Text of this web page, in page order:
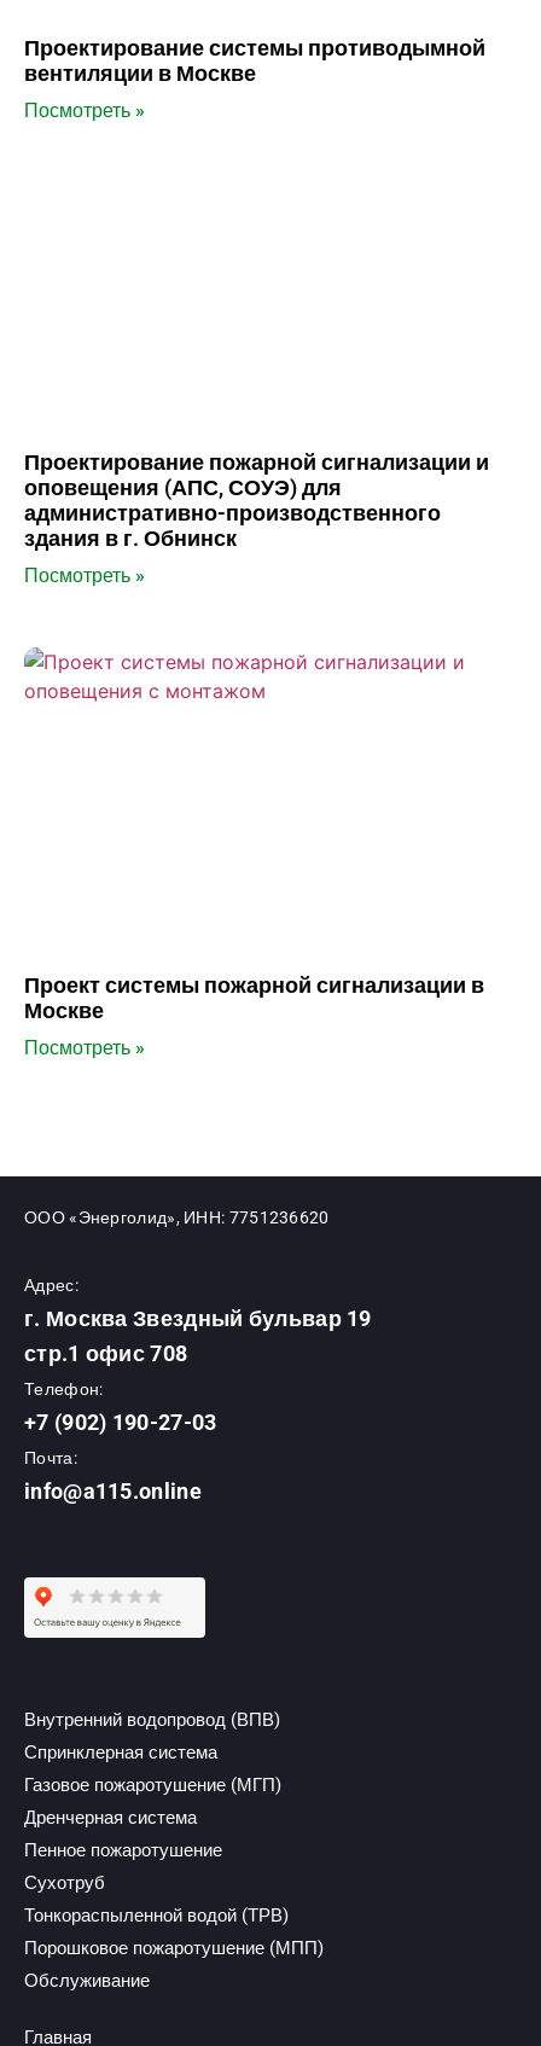
Проектирование системы противодымной
вентиляции в Москве
Посмотреть »
Проектирование пожарной сигнализации и
оповещения (АПС, СОУЭ) для
административно-производственного
здания в г. Обнинск
Посмотреть »
Проект системы пожарной сигнализации в
Москве
Посмотреть »
Главная
Внутренний водопровод (ВПВ)
Спринклерная система
Газовое пожаротушение (МГП)
Дренчерная система
Пенное пожаротушение
Сухотруб
Тонкораспыленной водой (ТРВ)
Порошковое пожаротушение (МПП)
Обслуживание
ООО «Энерголид», ИНН: 7751236620
Адрес:
г. Москва Звездный бульвар 19
стр.1 офис 708
Телефон:
+7 (902) 190-27-03
Почта:
info@a115.online